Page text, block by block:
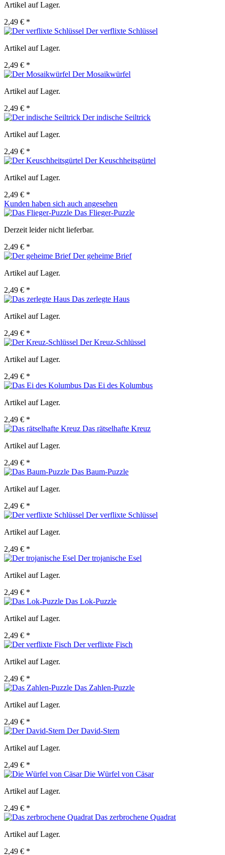
Artikel auf Lager.
2,49 € *
Der verflixte Schlüssel
Artikel auf Lager.
2,49 € *
Der Mosaikwürfel
Artikel auf Lager.
2,49 € *
Der indische Seiltrick
Artikel auf Lager.
2,49 € *
Der Keuschheitsgürtel
Artikel auf Lager.
2,49 € *
Kunden haben sich auch angesehen
Das Flieger-Puzzle
Derzeit leider nicht lieferbar.
2,49 € *
Der geheime Brief
Artikel auf Lager.
2,49 € *
Das zerlegte Haus
Artikel auf Lager.
2,49 € *
Der Kreuz-Schlüssel
Artikel auf Lager.
2,49 € *
Das Ei des Kolumbus
Artikel auf Lager.
2,49 € *
Das rätselhafte Kreuz
Artikel auf Lager.
2,49 € *
Das Baum-Puzzle
Artikel auf Lager.
2,49 € *
Der verflixte Schlüssel
Artikel auf Lager.
2,49 € *
Der trojanische Esel
Artikel auf Lager.
2,49 € *
Das Lok-Puzzle
Artikel auf Lager.
2,49 € *
Der verflixte Fisch
Artikel auf Lager.
2,49 € *
Das Zahlen-Puzzle
Artikel auf Lager.
2,49 € *
Der David-Stern
Artikel auf Lager.
2,49 € *
Die Würfel von Cäsar
Artikel auf Lager.
2,49 € *
Das zerbrochene Quadrat
Artikel auf Lager.
2,49 € *